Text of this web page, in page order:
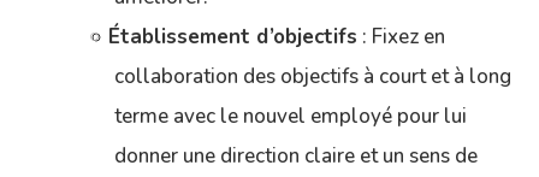
Établissement d’objectifs : Fixez en
collaboration des objectifs à court et à long
terme avec le nouvel employé pour lui
donner une direction claire et un sens de